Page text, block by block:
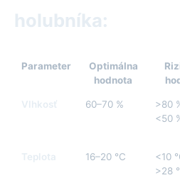
holubníka:
Parameter
Optimálna
hodnota
Vlhkosť 60–70 %
>80
<50
Teplota 16–20 °C
<10
>28